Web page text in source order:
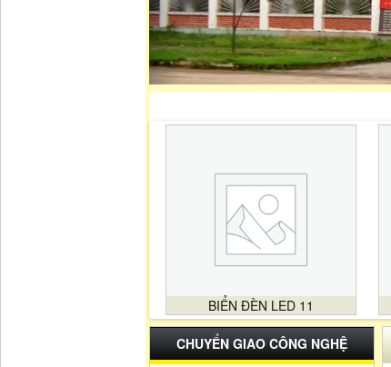
BIỂN ĐÈN LED 11
CHUYỂN GIAO CÔNG NGHỆ